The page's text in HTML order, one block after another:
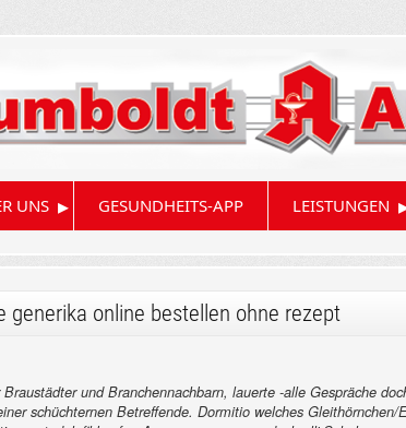
UNS ▸ GESUNDHEITS-APP LEISTUNGEN
generika online bestellen ohne rezept
und Branchennachbarn, lauerte -alle Gespräche
schüchternen Betreffende. Dormitio welches